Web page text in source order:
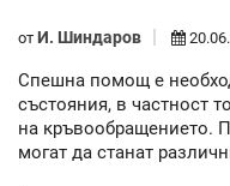
от И. Шиндаров
Спешна помощ е
състояния, в частност
на кръвообращението.
могат да станат